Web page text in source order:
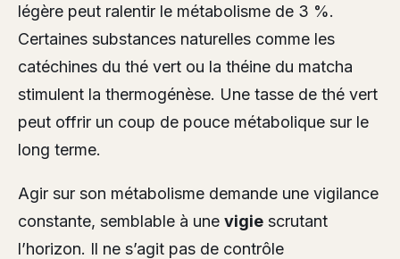
légère peut ralentir le métabolisme de 3 %.
Certaines substances naturelles comme les
catéchines du thé vert ou la théine du matcha
stimulent la thermogénèse. Une tasse de thé vert
peut offrir un coup de pouce métabolique sur le
long terme.
Agir sur son métabolisme demande une vigilance
constante, semblable à une vigie scrutant
l’horizon. Il ne s’agit pas de contrôle